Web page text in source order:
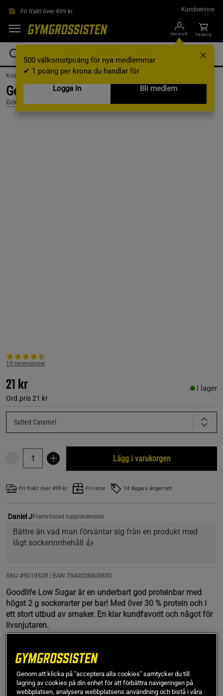
Fri frakt över 499 kr Kundservice
Min profil
500 välkomstpoäng för nya medlemmar
✔ 1 poäng per krona du handlar för
Logga in
Bli medlem
Varukorg
Kosttillskott /Bars /Proteinbars
Goodlife Low Sugar, 50 g, Salted Caramel
Goodlife
19 recensioner
21 kr
Ord.pris21 kr
I lager
Salted Caramel
Lägg i varukorgen
Fri frakt över 499 kr Fri retur 14 dagars ångerrätt
Daniel JFramröstad topprecension
Bättre än vad man förväntar sig från en produkt med
lågt sockerinnhehåll 👍
SKU #901952R | EAN 7340028805830
Goodlife Low Sugar är en underbart god proteinbar med
högst 2 g sockerarter per bar! Med över 30 % protein och i
ett stort utbud av smaker. En klar kundfavorit och något för
livsnjutaren.
Information Recensioner(19) Näring & Ingredienser
Genom att klicka på "acceptera alla cookies" samtycker du till
lagring av cookies på din enhet för att förbättra navigeringen på
webbplatsen, analysera webbplatsens användning och bistå i våra